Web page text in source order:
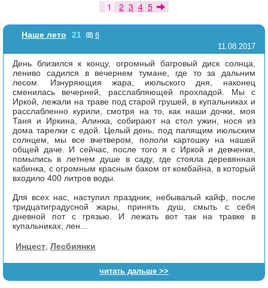
1 2 3 4 5
Наше лето 21 6
11.08.2017
День близился к концу, огромный багровый диск солнца,
лениво садился в вечернем тумане, где то за дальним
лесом. Изнуряющия жара, июльского дня, наконец
сменилась вечерней, расслабляющей прохладой. Мы с
Иркой, лежали на траве под старой грушей, в купальниках и
расслабленно курили, смотря на то, как наши дочки, моя
Таня и Иркина, Алинка, собирают на стол ужин, нося из
дома тарелки с едой. Целый день, под палящим июльским
солнцем, мы все вчетвером, пололи картошку на нашей
общей даче. И сейчас, после того я с Иркой и девченки,
помылись в летнем душе в саду, где стояла деревянная
кабинка, с огромным красным баком от комбайна, в который
входило 400 литров воды.
Для всех нас, наступил праздник, небывалый кайф, после
тридцатиградусной жары, принять душ, смыть с себя
дневной пот с грязью. И лежать вот так на травке в
купальниках, лен...
Инцест Лесбиянки
читать дальше >>